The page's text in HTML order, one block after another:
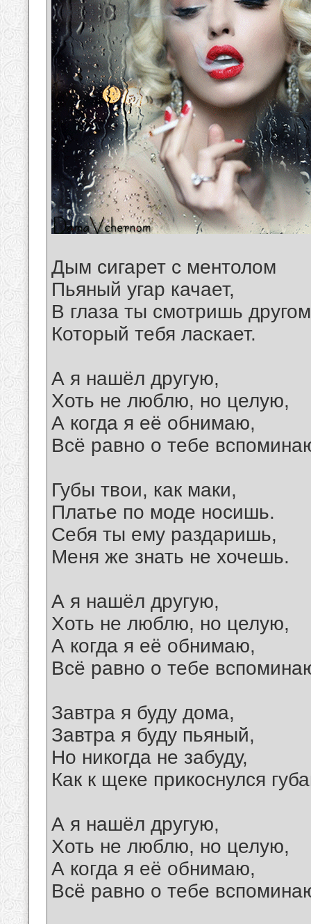
Дым сигарет с ментолом
Пьяный угар качает,
В глаза ты смотришь
Который тебя ласкает.
А я нашёл другую,
Хоть не люблю, но целую,
А когда я её обнимаю,
Всё равно о тебе
Губы твои, как маки,
Платье по моде носишь.
Себя ты ему раздаришь,
Меня же знать не хочешь.
А я нашёл другую,
Хоть не люблю, но целую,
А когда я её обнимаю,
Всё равно о тебе
Завтра я буду дома,
Завтра я буду пьяный,
Но никогда не забуду,
Как к щеке прикоснулся
А я нашёл другую,
Хоть не люблю, но целую,
А когда я её обнимаю,
Всё равно о тебе